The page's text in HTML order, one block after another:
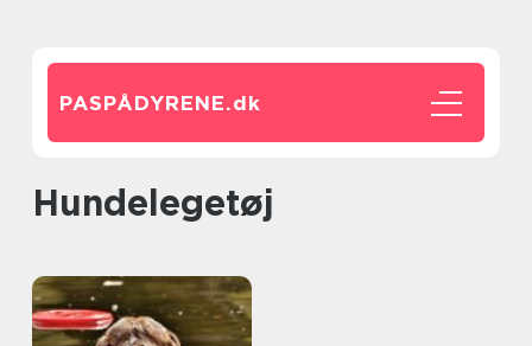
PASPÅDYRENE.dk
hundelegetøj